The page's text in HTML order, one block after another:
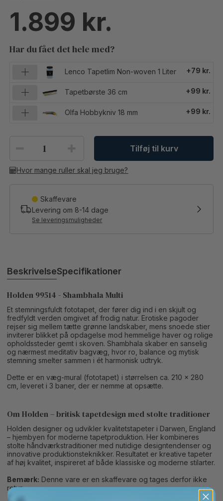
1.899
Har du fået det hele med?
Lenco Tapetlim Non-woven 1 Liter +79 kr.
Tapetbørste 36 cm +99 kr.
Olfa Hobbykniv 18 mm +99 kr.
Tilføj til kurv
Hvor mange ruller skal jeg bruge?
Skaffevare
Levering om 8-14 dage
Se leveringsmuligheder
BeskrivelseSpecifikationer
Holden 99514 - Shambhala Multi
Et stemningsfuldt fototapet, der fører dig ind i en skjult og
fredfyldt verden omgivet af frodig natur. Erotiske pagoder
rejser sig mellem tætte grønne landskaber, mens snoede stier
inviterer blikket på opdagelse mod hemmelige haver og rolige
opholdssteder gemt i skoven. Shambhala skaber en sanselig
og nærmest meditativ bagvæg, hvor ro, balance og mytisk
stemning smelter sammen i ét harmonisk udtryk.
Dette er en væg-mural (fototapet) i størrelsen ca. 210 x 280
cm, leveret i 3 baner, der er nemme at opsætte.
Om Holden – britisk tapetdesign med stolte traditioner
Holden designer og udvikler kvalitetstapeter i Darwen, England
– hjembyen for moderne tapetproduktion. Her kombineres
stolte håndværkstraditioner med nutidige designtendenser og
innovative produktionsteknikker. Resultatet er kreative tapeter
af høj kvalitet, inspireret af både klassiske og moderne stilarter.
Bemærk: Denne vare er en skaffevare og tages derfor ikke
retur.